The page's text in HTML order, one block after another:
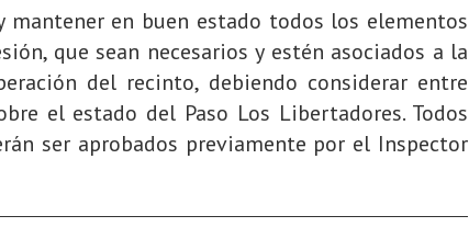
mantener en buen estado todos los elementos
que sean necesarios y estén asociados a la
del recinto, debiendo considerar entre
el estado del Paso Los Libertadores. Todos
ser aprobados previamente por el Inspector